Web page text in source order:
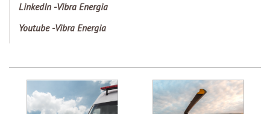
LinkedIn -Vibra Energia
Youtube -Vibra Energia